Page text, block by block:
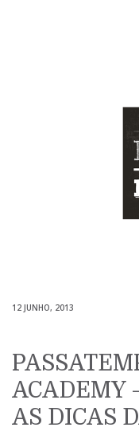
12 JUNHO, 2013
ACADEMY
AS DICAS